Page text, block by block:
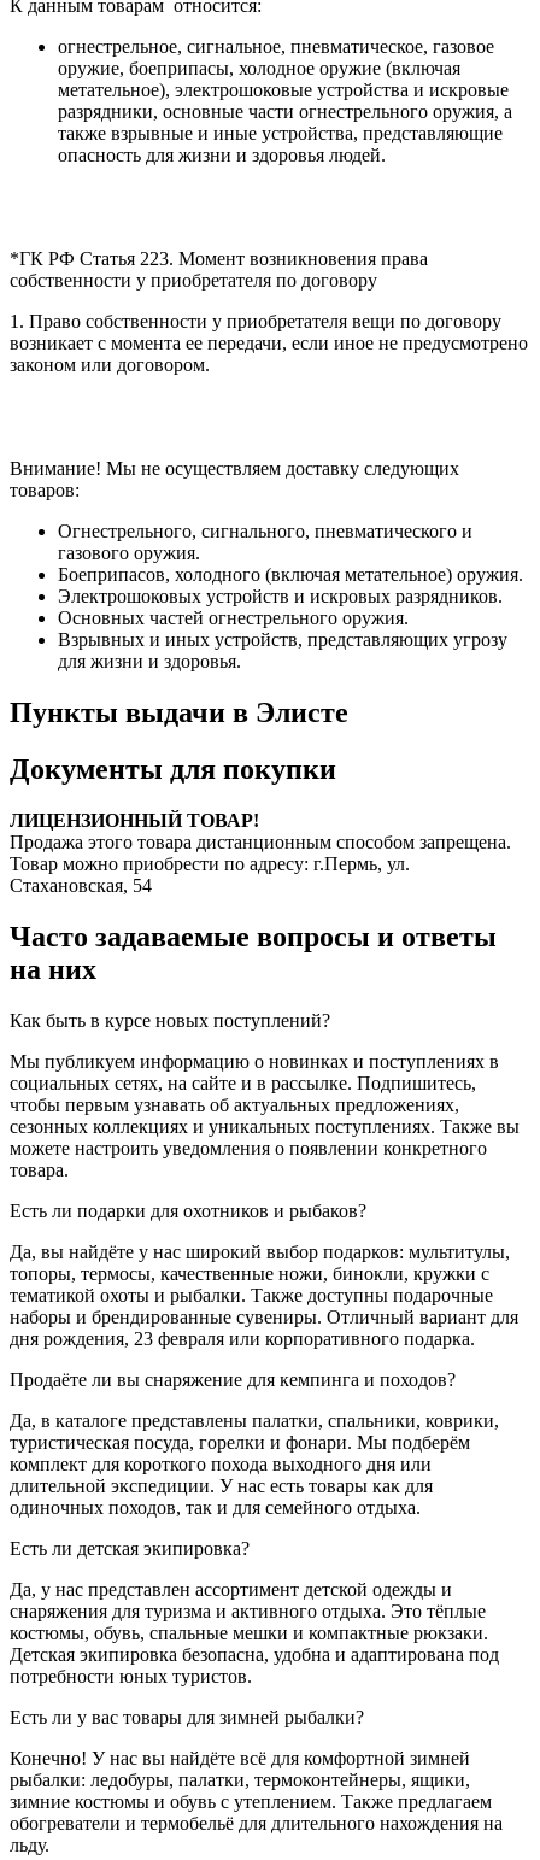
К данным товарам относится:
огнестрельное, сигнальное, пневматическое, газовое
оружие, боеприпасы, холодное оружие (включая
метательное), электрошоковые устройства и искровые
разрядники, основные части огнестрельного оружия, а
также взрывные и иные устройства, представляющие
опасность для жизни и здоровья людей.
*ГК РФ Статья 223. Момент возникновения права
собственности у приобретателя по договору
1. Право собственности у приобретателя вещи по договору
возникает с момента ее передачи, если иное не предусмотрено
законом или договором.
Внимание! Мы не осуществляем доставку следующих
товаров:
Огнестрельного, сигнального, пневматического и
газового оружия.
Боеприпасов, холодного (включая метательное) оружия.
Электрошоковых устройств и искровых разрядников.
Основных частей огнестрельного оружия.
Взрывных и иных устройств, представляющих угрозу
для жизни и здоровья.
Пункты выдачи в Элисте
Документы для покупки
ЛИЦЕНЗИОННЫЙ ТОВАР!
Продажа этого товара дистанционным способом запрещена.
Товар можно приобрести по адресу: г.Пермь, ул.
Стахановская, 54
Часто задаваемые вопросы и ответы
на них
Как быть в курсе новых поступлений?
Мы публикуем информацию о новинках и поступлениях в
социальных сетях, на сайте и в рассылке. Подпишитесь,
чтобы первым узнавать об актуальных предложениях,
сезонных коллекциях и уникальных поступлениях. Также вы
можете настроить уведомления о появлении конкретного
товара.
Есть ли подарки для охотников и рыбаков?
Да, вы найдёте у нас широкий выбор подарков: мультитулы,
топоры, термосы, качественные ножи, бинокли, кружки с
тематикой охоты и рыбалки. Также доступны подарочные
наборы и брендированные сувениры. Отличный вариант для
дня рождения, 23 февраля или корпоративного подарка.
Продаёте ли вы снаряжение для кемпинга и походов?
Да, в каталоге представлены палатки, спальники, коврики,
туристическая посуда, горелки и фонари. Мы подберём
комплект для короткого похода выходного дня или
длительной экспедиции. У нас есть товары как для
одиночных походов, так и для семейного отдыха.
Есть ли детская экипировка?
Да, у нас представлен ассортимент детской одежды и
снаряжения для туризма и активного отдыха. Это тёплые
костюмы, обувь, спальные мешки и компактные рюкзаки.
Детская экипировка безопасна, удобна и адаптирована под
потребности юных туристов.
Есть ли у вас товары для зимней рыбалки?
Конечно! У нас вы найдёте всё для комфортной зимней
рыбалки: ледобуры, палатки, термоконтейнеры, ящики,
зимние костюмы и обувь с утеплением. Также предлагаем
обогреватели и термобельё для длительного нахождения на
льду.